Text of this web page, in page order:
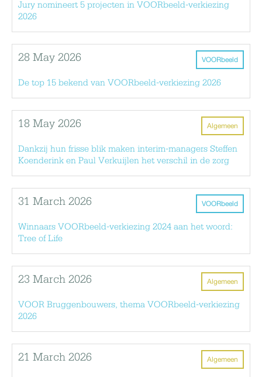
Jury nomineert 5 projecten in VOORbeeld-verkiezing
2026
VOORbeeld
28 May 2026
De top 15 bekend van VOORbeeld-verkiezing 2026
Algemeen
18 May 2026
Dankzij hun frisse blik maken interim-managers Steffen
Koenderink en Paul Verkuijlen het verschil in de zorg
VOORbeeld
31 March 2026
Winnaars VOORbeeld-verkiezing 2024 aan het woord:
Tree of Life
Algemeen
23 March 2026
VOOR Bruggenbouwers, thema VOORbeeld-verkiezing
2026
Algemeen
21 March 2026